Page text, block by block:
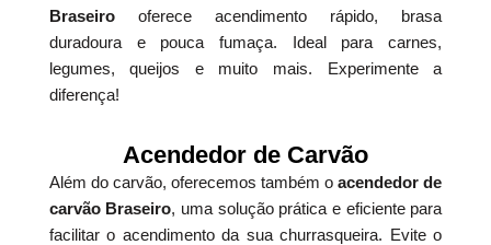
Braseirooferece acendimento rápido, brasa
duradoura e pouca fumaça. Ideal para carnes,
legumes, queijos e muito mais. Experimente a
diferença!
Acendedor de Carvão
Além do carvão, oferecemos também oacendedor de
carvão Braseiro, uma solução prática e eficiente para
facilitar o acendimento da sua churrasqueira. Evite o